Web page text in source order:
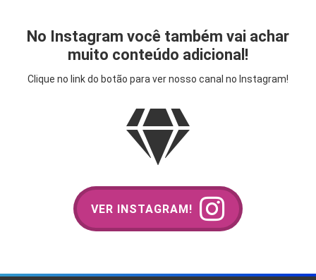
No Instagram você também vai achar
muito conteúdo adicional!
Clique no link do botão para ver nosso canal no Instagram!
VER INSTAGRAM!